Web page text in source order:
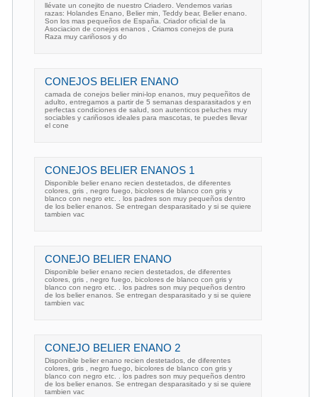
llévate un conejito de nuestro Criadero. Vendemos varias
razas: Holandes Enano, Belier min, Teddy bear, Belier enano.
Son los mas pequeños de España. Criador oficial de la
Asociacion de conejos enanos , Criamos conejos de pura
Raza muy cariñosos y do
CONEJOS BELIER ENANO
camada de conejos belier mini-lop enanos, muy pequeñitos de
adulto, entregamos a partir de 5 semanas desparasitados y en
perfectas condiciones de salud, son autenticos peluches muy
sociables y cariñosos ideales para mascotas, te puedes llevar
el cone
CONEJOS BELIER ENANOS 1
Disponible belier enano recien destetados, de diferentes
colores, gris , negro fuego, bicolores de blanco con gris y
blanco con negro etc. . los padres son muy pequeños dentro
de los belier enanos. Se entregan desparasitado y si se quiere
tambien vac
CONEJO BELIER ENANO
Disponible belier enano recien destetados, de diferentes
colores, gris , negro fuego, bicolores de blanco con gris y
blanco con negro etc. . los padres son muy pequeños dentro
de los belier enanos. Se entregan desparasitado y si se quiere
tambien vac
CONEJO BELIER ENANO 2
Disponible belier enano recien destetados, de diferentes
colores, gris , negro fuego, bicolores de blanco con gris y
blanco con negro etc. . los padres son muy pequeños dentro
de los belier enanos. Se entregan desparasitado y si se quiere
tambien vac